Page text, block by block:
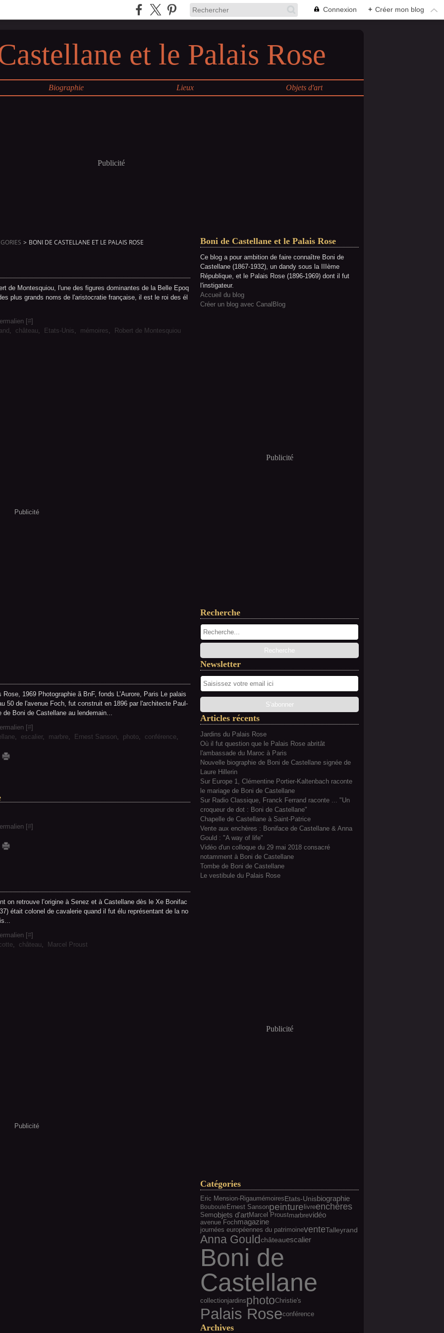
Connexion + Créer mon blog
et le Palais Rose
Biographie Lieux Objets d'art
Publicité
> BONI DE CASTELLANE ET LE PALAIS ROSE
de Montesquiou, l'une des figures dominantes de la Belle Epoq
plus grands noms de l'aristocratie française, il est le roi des él
[#]
, château, Etats-Unis, mémoires, Robert de Montesquiou
Publicité
1969 Photographie ã BnF, fonds L’Aurore, Paris Le palais
50 de l'avenue Foch, fut construit en 1896 par l'architecte Paul-
de Boni de Castellane au lendemain...
[#]
, escalier, marbre, Ernest Sanson, photo, conférence,
[#]
on retrouve l’origine à Senez et à Castellane dès le Xe Bonifac
était colonel de cavalerie quand il fut élu représentant de la no
[#]
, château, Marcel Proust
Publicité
Boni de Castellane et le Palais Rose
Ce blog a pour ambition de faire connaître Boni de
Castellane (1867-1932), un dandy sous la IIIème
République, et le Palais Rose (1896-1969) dont il fut
l'instigateur.
Accueil du blog
Créer un blog avec CanalBlog
Publicité
Recherche
Newsletter
Articles récents
Jardins du Palais Rose
Où il fut question que le Palais Rose abritât
l'ambassade du Maroc à Paris
Nouvelle biographie de Boni de Castellane signée de
Laure Hillerin
Sur Europe 1, Clémentine Portier-Kaltenbach raconte
le mariage de Boni de Castellane
Sur Radio Classique, Franck Ferrand raconte ... "Un
croqueur de dot : Boni de Castellane"
Chapelle de Castellane à Saint-Patrice
Vente aux enchères : Boniface de Castellane & Anna
Gould : "A way of life"
Vidéo d'un colloque du 29 mai 2018 consacré
notamment à Boni de Castellane
Tombe de Boni de Castellane
Le vestibule du Palais Rose
Publicité
Catégories
Eric Mension-RigaumémoiresEtats-Unisbiographie
BoubouleErnest Sansonpeinturelivreenchères
Semobjets d'artMarcel Proustmarbrevidéo
avenue Fochmagazine
journées européennes du patrimoineventeTalleyrand
Anna Gouldchâteauescalier
Boni de
Castellane
collectionjardinsphotoChristie's
Palais Roseconférence
Archives